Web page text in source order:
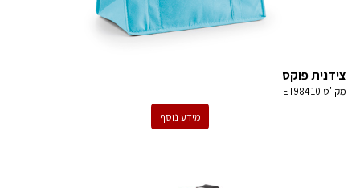
צידנית פוקס
מק''ט ET98410
מידע נוסף